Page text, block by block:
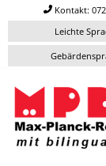
content
Kontakt:
Leichte